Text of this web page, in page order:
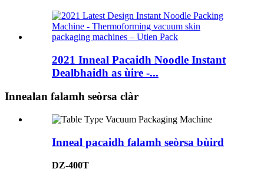
2021 Inneal Pacaidh Noodle Instant
Dealbhaidh as ùire -...
Innealan falamh seòrsa clàr
Inneal pacaidh falamh seòrsa bùird
DZ-400T